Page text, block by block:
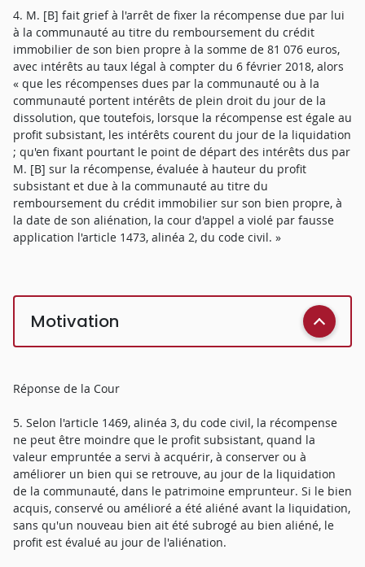
4. M. [B] fait grief à l'arrêt de fixer la récompense due par lui
à la communauté au titre du remboursement du crédit
immobilier de son bien propre à la somme de 81 076 euros,
avec intérêts au taux légal à compter du 6 février 2018, alors
« que les récompenses dues par la communauté ou à la
communauté portent intérêts de plein droit du jour de la
dissolution, que toutefois, lorsque la récompense est égale au
profit subsistant, les intérêts courent du jour de la liquidation
; qu'en fixant pourtant le point de départ des intérêts dus par
M. [B] sur la récompense, évaluée à hauteur du profit
subsistant et due à la communauté au titre du
remboursement du crédit immobilier sur son bien propre, à
la date de son aliénation, la cour d'appel a violé par fausse
application l'article 1473, alinéa 2, du code civil. »
Motivation
Réponse de la Cour
5. Selon l'article 1469, alinéa 3, du code civil, la récompense
ne peut être moindre que le profit subsistant, quand la
valeur empruntée a servi à acquérir, à conserver ou à
améliorer un bien qui se retrouve, au jour de la liquidation
de la communauté, dans le patrimoine emprunteur. Si le bien
acquis, conservé ou amélioré a été aliéné avant la liquidation,
sans qu'un nouveau bien ait été subrogé au bien aliéné, le
profit est évalué au jour de l'aliénation.